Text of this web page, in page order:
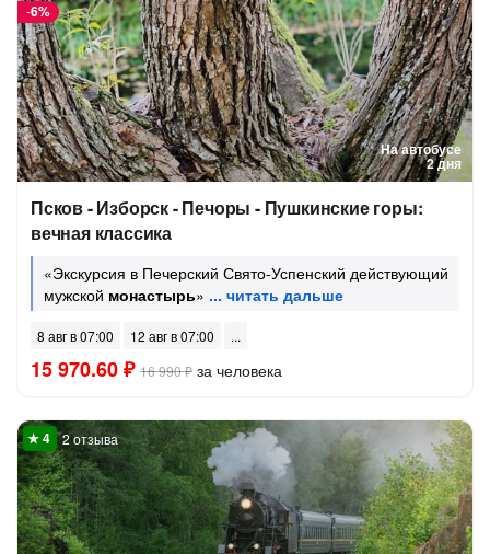
На автобусе
2 дня
-6%
Псков - Изборск - Печоры - Пушкинские горы:
вечная классика
«Экскурсия в Печерский Свято-Успенский действующий
мужской монастырь»
8 авг в 07:00 12 авг в 07:00
15 970.60 ₽ 16 990 ₽ за человека
2 отзыва